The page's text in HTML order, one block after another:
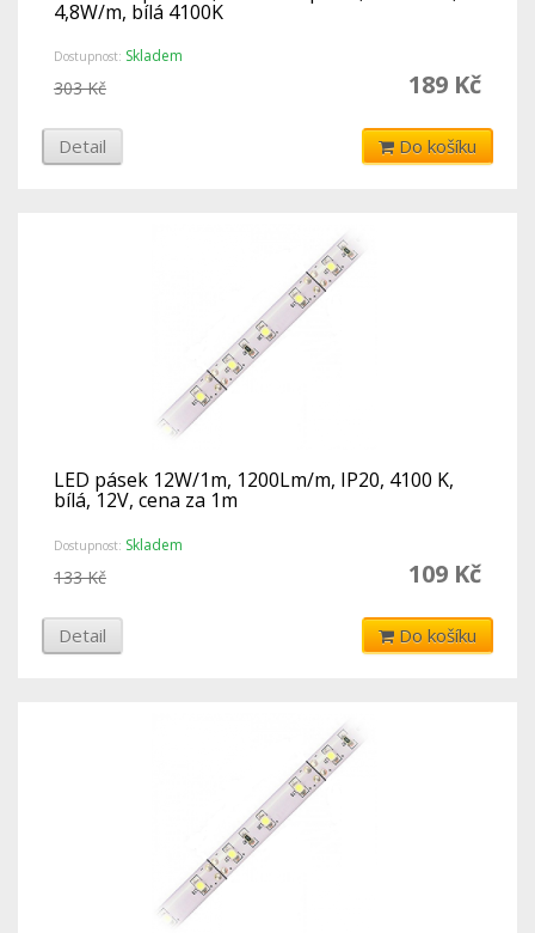
4,8W/m, bílá 4100K
Dostupnost: Skladem
189 Kč
303 Kč
Detail Do košíku
LED pásek 12W/1m, 1200Lm/m, IP20, 4100 K,
bílá, 12V, cena za 1m
Dostupnost: Skladem
109 Kč
133 Kč
Detail Do košíku